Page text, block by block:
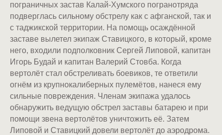
пограничных застав Калай-Хумского погранотряда
подверглась сильному обстрелу как с афганской, так и
с таджикской территории. На помощь осаждённой
заставе вылетел экипаж Ставицкого, в который, кроме
него, входили подполковник Сергей Липовой, капитан
Игорь Будай и капитан Валерий Стовба. Когда
вертолёт стал обстреливать боевиков, те ответили
огнём из крупнокалиберных пулемётов, нанеся ему
сильные повреждения. Членам экипажа удалось
обнаружить ведущую обстрел заставы батарею и при
помощи звена вертолётов уничтожить её. Затем
Липовой и Ставицкий довели вертолёт до аэродрома.